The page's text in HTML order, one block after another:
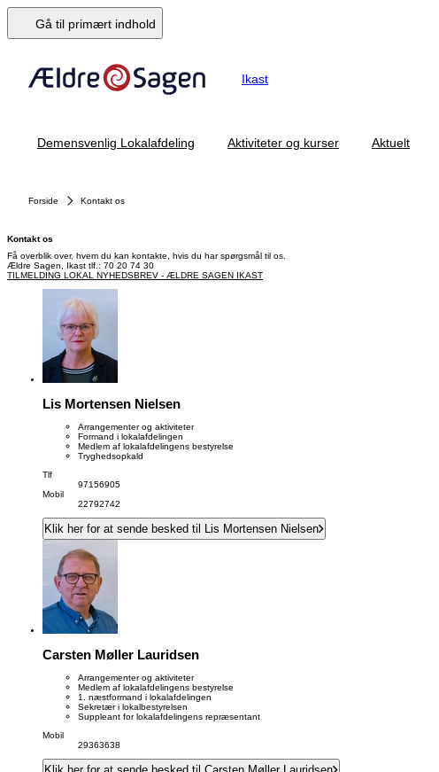
Gå til primært indhold
Ikast
Demensvenlig Lokalafdeling Aktiviteter og kurser Aktuelt
Forside Kontakt os
Kontakt os
Få overblik over, hvem du kan kontakte, hvis du har spørgsmål til os.
Ældre Sagen, Ikast tlf.: 70 20 74 30
TILMELDING LOKAL NYHEDSBREV - ÆLDRE SAGEN IKAST
Lis Mortensen Nielsen
Arrangementer og aktiviteter
Formand i lokalafdelingen
Medlem af lokalafdelingens bestyrelse
Tryghedsopkald
Tlf
97156905
Mobil
22792742
Klik her for at sende besked til Lis Mortensen Nielsen
Carsten Møller Lauridsen
Arrangementer og aktiviteter
Medlem af lokalafdelingens bestyrelse
1. næstformand i lokalafdelingen
Sekretær i lokalbestyrelsen
Suppleant for lokalafdelingens repræsentant
Mobil
29363638